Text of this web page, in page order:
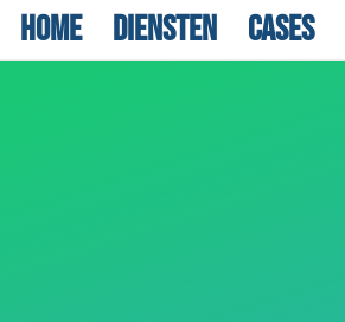
Home Diensten Cases